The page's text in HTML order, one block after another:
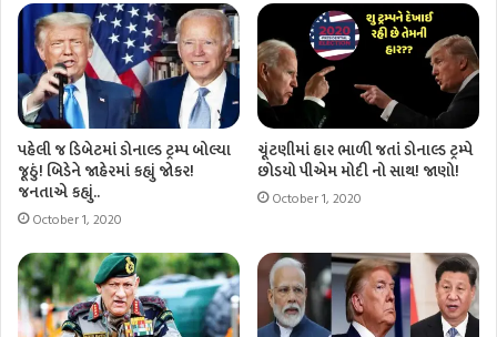
પહેલી જ ડિબેટમાં ડોનાલ્ડ ટ્રમ્પ બોલ્યા
જૂઠું! બિડેને જાહેરમાં કહ્યું જોકર!
જનતાએ કહ્યું..
October 1, 2020
ચૂંટણીમાં હાર ભાળી જતાં ડોનાલ્ડ ટ્રમ્પે
છોડયો પીએમ મોદી નો સાથ! જાણો!
October 1, 2020